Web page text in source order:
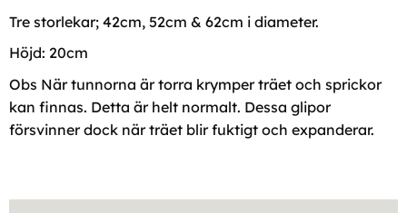
Tre storlekar; 42cm, 52cm & 62cm i diameter.
Höjd: 20cm
Obs När tunnorna är torra krymper träet och sprickor
kan finnas. Detta är helt normalt. Dessa glipor
försvinner dock när träet blir fuktigt och expanderar.